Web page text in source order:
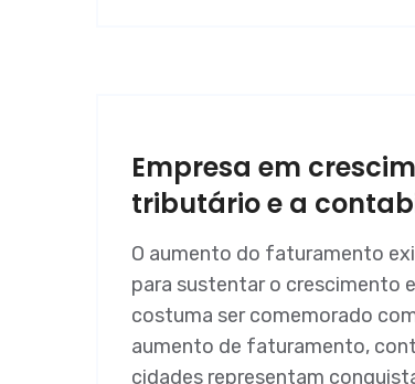
Empresa em
tributário e a
O aumento do faturamento
para sustentar o crescimento
costuma ser comemorado
aumento de faturamento,
cidades representam